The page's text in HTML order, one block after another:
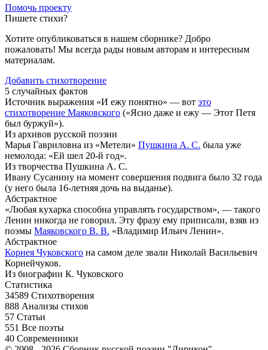
Помочь проекту
Пишете стихи?
Хотите опубликоваться в нашем сборнике? Добро
пожаловать! Мы всегда рады новым авторам и интересным
материалам.
Добавить стихотворение
5 случайных фактов
Источник выражения «И ежу понятно» — вот это
стихотворение Маяковского («Ясно даже и ежу — Этот Петя
был буржуй»).
Из архивов русской поэзии
Марья Гавриловна из «Метели» Пушкина А. С. была уже
немолода: «Ей шел 20-й год».
Из творчества Пушкина А. С.
Ивану Сусанину на момент совершения подвига было 32 года
(у него была 16-летняя дочь на выданье).
Абстрактное
«Любая кухарка способна управлять государством», — такого
Ленин никогда не говорил. Эту фразу ему приписали, взяв из
поэмы Маяковского В. В. «Владимир Ильич Ленин».
Абстрактное
Корнея Чуковского на самом деле звали Николай Васильевич
Корнейчуков.
Из биографии К. Чуковского
Статистика
34589 Стихотворения
888 Анализы стихов
57 Статьи
551 Все поэты
40 Современники